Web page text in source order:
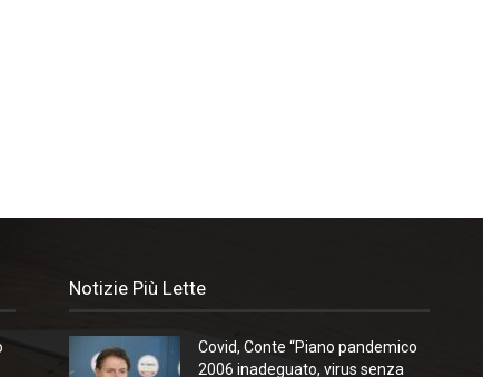
Notizie Più Lette
Covid, Conte “Piano pandemico
2006 inadeguato, virus senza